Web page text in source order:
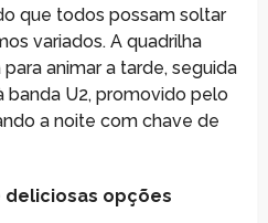
que todos possam soltar
variados. A quadrilha
animar a tarde, seguida
U2, promovido pelo
a noite com chave de
deliciosas opções